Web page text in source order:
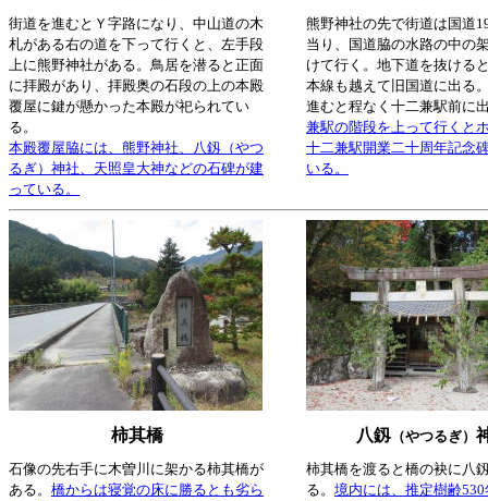
街道を進むとＹ字路になり、中山道の木
札がある右の道を下って行くと、左手段
上に熊野神社がある。鳥居を潜ると正面
に拝殿があり、拝殿奥の石段の上の本殿
覆屋に鍵が懸かった本殿が祀られてい
る。
本殿覆屋脇には、熊野神社、八釼（やつ
るぎ）神社、天照皇大神などの石碑が建
っている。
熊野神社の先で街道は国道
当り、国道脇の水路の中の
けて行く。地下道を抜ける
本線も越えて旧国道に出る
進むと程なく十二兼駅前に
兼駅の階段を上って行くと
十二兼駅開業二十周年記念
いる。
柿其橋 八釼（やつるぎ）
石像の先右手に木曽川に架かる柿其橋が
ある。 橋からは寝覚の床に勝るとも劣ら
柿其橋を渡ると橋の袂に八
る。 境内には、推定樹齢